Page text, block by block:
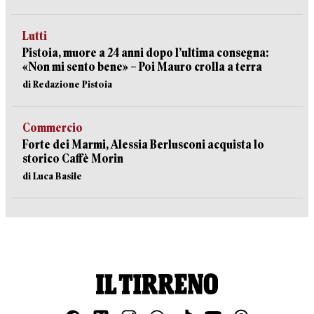
Lutti
Pistoia, muore a 24 anni dopo l’ultima consegna:
«Non mi sento bene» – Poi Mauro crolla a terra
di Redazione Pistoia
Commercio
Forte dei Marmi, Alessia Berlusconi acquista lo
storico Caffè Morin
di Luca Basile